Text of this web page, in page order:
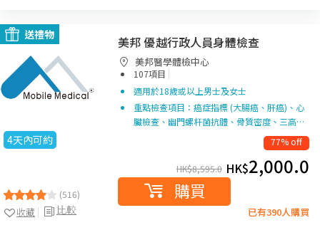
送禮物
4天內可約
(516)
比較
收藏
美邦 優越行政人員身體檢查
美邦醫學體檢中心
107項目 |
適用於18歲或以上男士及女士
重點檢查項目：癌症指標 (大腸癌、肝癌)、心
臟檢查、幽門螺杆菌抗體、骨質密度、三高…
77% off
HK$8,595.0 HK$2,000.0
購買
已有390人購買